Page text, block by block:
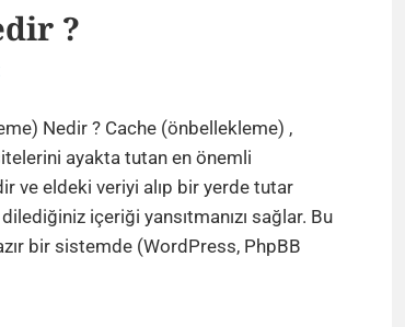
?
on
(Ön
Bellekleme)
Nedir
?
Nedir ? Cache (önbellekleme) ,
ayakta tutan en önemli
ve eldeki veriyi alıp bir yerde tutar
içeriği yansıtmanızı sağlar. Bu
bir sistemde (WordPress, PhpBB